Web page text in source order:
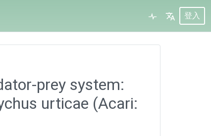
登入
prey system:
urticae (Acari: